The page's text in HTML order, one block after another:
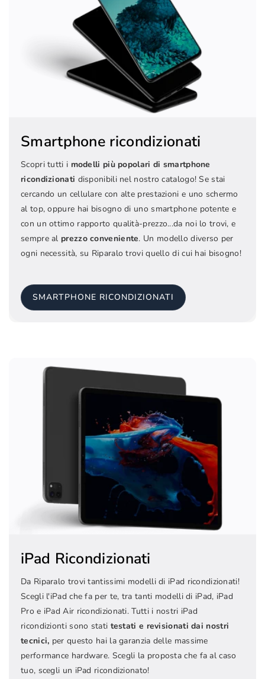
Smartphone ricondizionati
Scopri tutti i modelli più popolari di smartphone
ricondizionati disponibili nel nostro catalogo! Se stai
cercando un cellulare con alte prestazioni e uno schermo
al top, oppure hai bisogno di uno smartphone potente e
con un ottimo rapporto qualità-prezzo...da noi lo trovi, e
sempre al prezzo conveniente. Un modello diverso per
ogni necessità, su Riparalo trovi quello di cui hai bisogno!
SMARTPHONE RICONDIZIONATI
iPad Ricondizionati
Da Riparalo trovi tantissimi modelli di iPad ricondizionati!
Scegli l'iPad che fa per te, tra tanti modelli di iPad, iPad
Pro e iPad Air ricondizionati. Tutti i nostri iPad
ricondizionti sono stati testati e revisionati dai nostri
tecnici, per questo hai la garanzia delle massime
performance hardware. Scegli la proposta che fa al caso
tuo, scegli un iPad ricondizionato!